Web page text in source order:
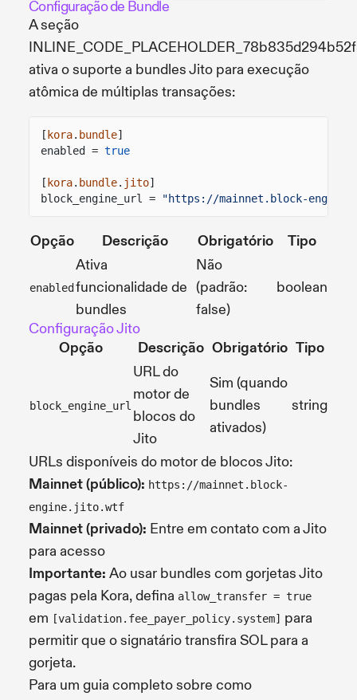
Configuração de Bundle
A seção
ativa o suporte a bundles Jito para execução
atômica de múltiplas transações:
[ kora. bundle]
enabled = true
[ kora. bundle. jito]
block_engine_url =
"https://mainnet.block-
Opção Descrição Obrigatório Tipo
enabled
Ativa
funcionalidade de
bundles
Não
(padrão:
false)
boolean
Configuração Jito
Opção
Descrição Obrigatório Tipo
block_engine_url
URL do
motor de
blocos do
Jito
Sim (quando
bundles
ativados)
string
URLs disponíveis do motor de blocos Jito:
Mainnet (público): https://mainnet.block-
engine.jito.wtf
Mainnet (privado): Entre em contato com a Jito
para acesso
Importante: Ao usar bundles com gorjetas Jito
pagas pela Kora, defina allow_transfer = true
em [validation.fee_payer_policy.system] para
permitir que o signatário transfira SOL para a
gorjeta.
Para um guia completo sobre como